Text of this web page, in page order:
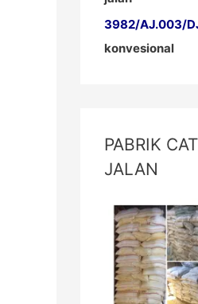
3982/AJ.003/
konvesional
PABRIK
JALAN